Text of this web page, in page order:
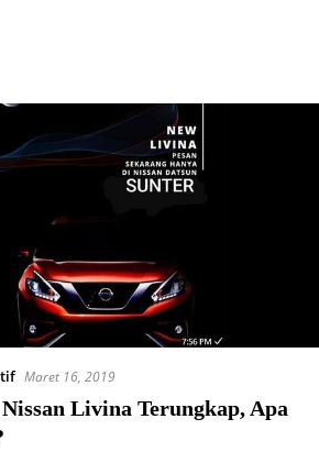
Maret 16, 2019
Nissan Livina Terungkap, Apa